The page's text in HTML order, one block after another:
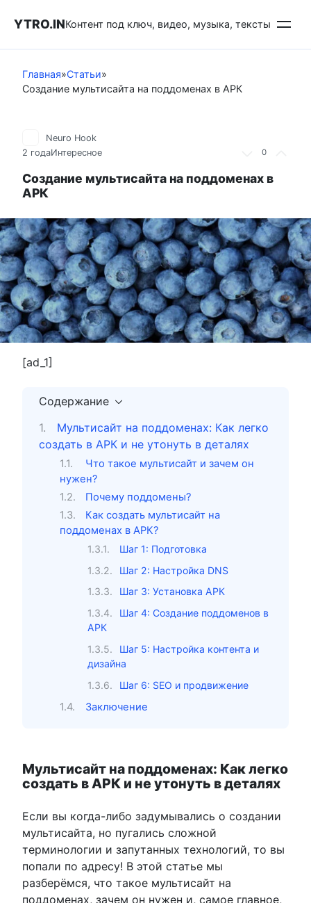
YTRO.INКонтент под ключ, видео, музыка, тексты
Главная»Статьи»
Создание мультисайта на поддоменах в АРК
0
Neuro Hook
2 годаИнтересное
Создание мультисайта на поддоменах в
АРК
[ad_1]
Содержание
Мультисайт на поддоменах: Как легко
создать в АРК и не утонуть в деталях
Что такое мультисайт и зачем он
нужен?
Почему поддомены?
Как создать мультисайт на
поддоменах в АРК?
Шаг 1: Подготовка
Шаг 2: Настройка DNS
Шаг 3: Установка АРК
Шаг 4: Создание поддоменов в
АРК
Шаг 5: Настройка контента и
дизайна
Шаг 6: SEO и продвижение
Заключение
Мультисайт на поддоменах: Как легко
создать в АРК и не утонуть в деталях
Если вы когда-либо задумывались о создании
мультисайта, но пугались сложной
терминологии и запутанных технологий, то вы
попали по адресу! В этой статье мы
разберёмся, что такое мультисайт на
поддоменах, зачем он нужен и, самое главное,